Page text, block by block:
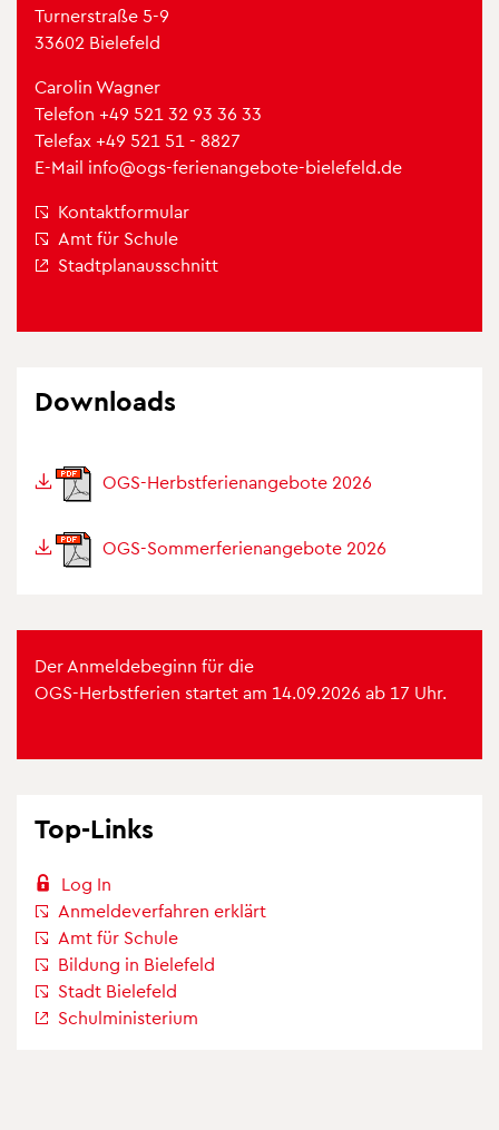
Tur­ner­straße 5-9
33602 Bie­le­feld
Caro­lin Wag­ner
Tele­fon +49 521 32 93 36 33
Tele­fax +49 521 51 - 8827
E-Mail info@​ogs-​fer​iena​ngeb​ote-​bielefeld.​de
Kon­takt­for­mu­lar
Amt für Schule
Stadt­plan­aus­schnitt
Down­loads
OGS-Herbst­fe­ri­en­an­ge­bote 2026
OGS-Som­mer­fe­ri­en­an­ge­bote 2026
Der Anmel­de­be­ginn für die
OGS-Herbst­fe­rien star­tet am 14.09.2026 ab 17 Uhr.
Top-Links
Log In
Anmel­de­ver­fah­ren erklärt
Amt für Schule
Bil­dung in Bie­le­feld
Stadt Bie­le­feld
Schul­mi­nis­te­rium